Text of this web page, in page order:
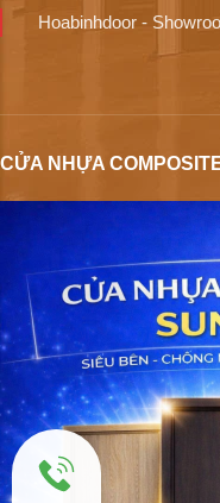
Hoabinhdoor -
CỬA NHỰA